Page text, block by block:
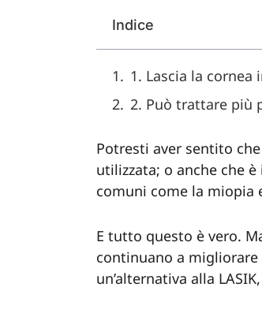
Indice
1. Lascia la cornea
2. Può trattare più
Potresti aver sentito
utilizzata; o anche che
comuni come la miopia
E tutto questo è vero.
continuano a
un’alternativa alla